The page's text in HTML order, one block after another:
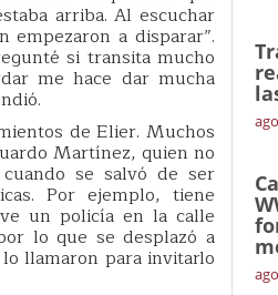
arriba. Al escuchar
a disparar”.
si transita mucho
me hace dar mucha
de Elier. Muchos
Martínez, quien no
se salvó de ser
Por ejemplo, tiene
un policía en la calle
lo que se desplazó a
llamaron para invitarlo